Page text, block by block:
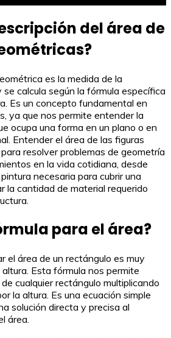
del área de
es la medida de la
calcula según la fórmula específica
Es un concepto fundamental en
ya que nos permite entender la
ocupa una forma en un plano o en
Entender el área de las figuras
resolver problemas de geometría
en la vida cotidiana, desde
necesaria para cubrir una
la cantidad de material requerido
para el área?
el área de un rectángulo es muy
Esta fórmula nos permite
cualquier rectángulo multiplicando
la altura. Es una ecuación simple
solución directa y precisa al
área.